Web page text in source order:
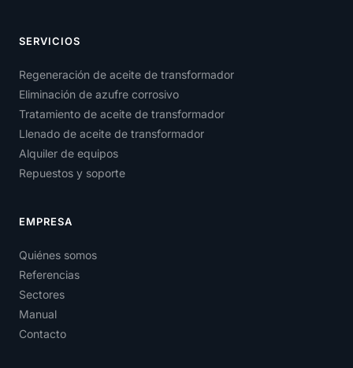
SERVICIOS
Regeneración de aceite de transformador
Eliminación de azufre corrosivo
Tratamiento de aceite de transformador
Llenado de aceite de transformador
Alquiler de equipos
Repuestos y soporte
EMPRESA
Quiénes somos
Referencias
Sectores
Manual
Contacto